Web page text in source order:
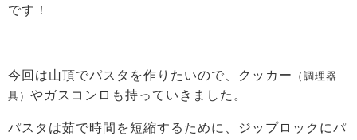
です！
今回は山頂でパスタを作りたいので、クッカー
（調理器
具） やガスコンロも持っていきました。
パスタは茹で時間を短縮するために、ジップロックにパ